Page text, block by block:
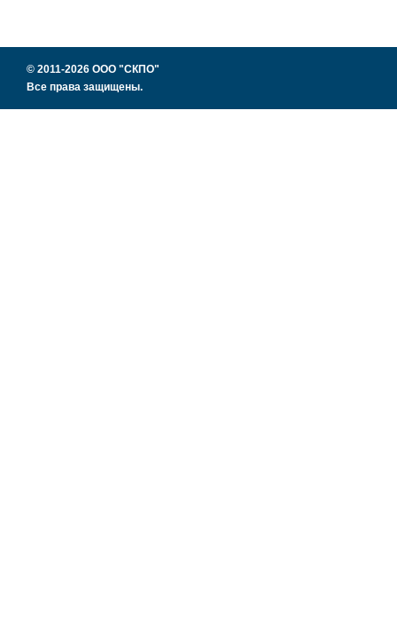
© 2011-2026 ООО "СКПО"
Все права защищены.